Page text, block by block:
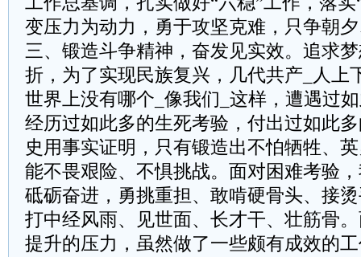
变压力为动力，勇于攻坚克难，只争朝
三、锻造斗争精神，奋发见实效。追求
折，为了实现民族复兴，几代共产_人上
世界上没有哪个_像我们_这样，遭遇过
经历过如此多的生死考验，付出过如此
史用事实证明，只有锻造出不怕牺牲、
能不畏艰险、不惧挑战。面对困难考验
砥砺奋进，勇挑重担、敢啃硬骨头、接
打中经风雨、见世面、长才干、壮筋骨
提升的压力，虽然做了一些颇有成效的